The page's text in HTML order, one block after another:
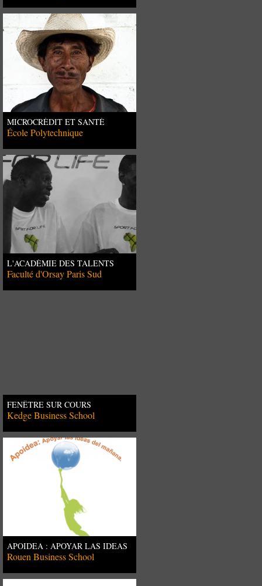
MICROCRÉDIT ET SANTÉ
MENTALE AU GUATEMALA
École Polytechnique
L'ACADÉMIE DES TALENTS
Faculté d'Orsay Paris Sud
FENÊTRE SUR COURS
Kedge Business School
APOIDEA : APOYAR LAS IDEAS
DEL MAÑANA
Rouen Business School